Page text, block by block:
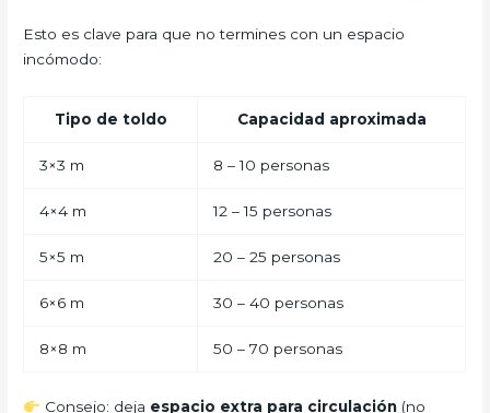
Esto es clave para que no termines con un espacio
incómodo:
Tipo de toldo Capacidad aproximada
3×3 m 8 – 10 personas
4×4 m 12 – 15 personas
5×5 m 20 – 25 personas
6×6 m 30 – 40 personas
8×8 m 50 – 70 personas
Consejo: deja espacio extra para circulación(no